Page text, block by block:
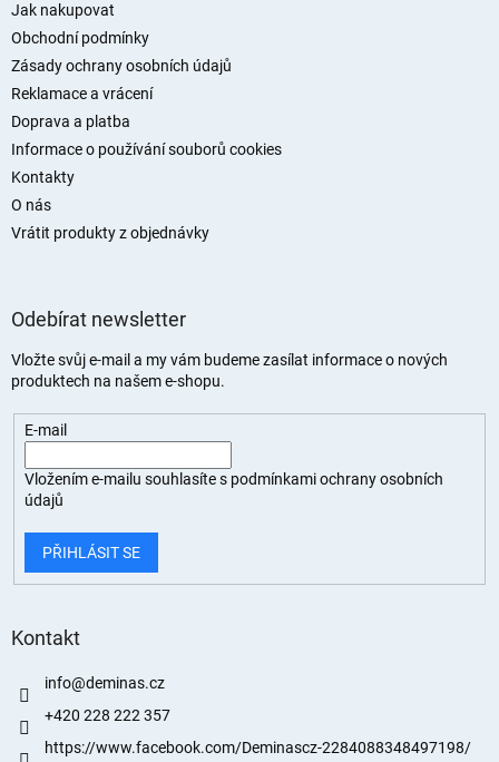
Jak nakupovat
Obchodní podmínky
Zásady ochrany osobních údajů
Reklamace a vrácení
Doprava a platba
Informace o používání souborů cookies
Kontakty
O nás
Vrátit produkty z objednávky
Odebírat newsletter
Vložte svůj e-mail a my vám budeme zasílat informace o nových
produktech na našem e-shopu.
E-mail
Vložením e-mailu souhlasíte s podmínkami ochrany osobních
údajů
PŘIHLÁSIT SE
Kontakt
info@deminas.cz
+420 228 222 357
https://www.facebook.com/Deminascz-2284088348497198/